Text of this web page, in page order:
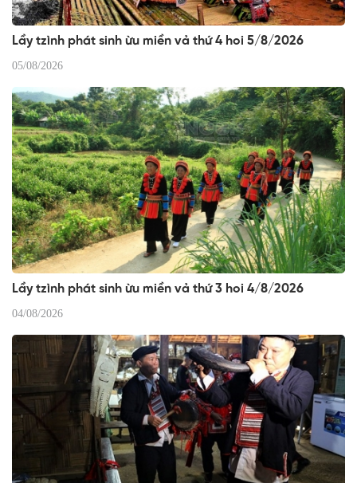
Lầy tzình phát sinh ừu miền vả thứ 4 hoi 5/8/2026
05/08/2026
Lầy tzình phát sinh ừu miền vả thứ 3 hoi 4/8/2026
04/08/2026